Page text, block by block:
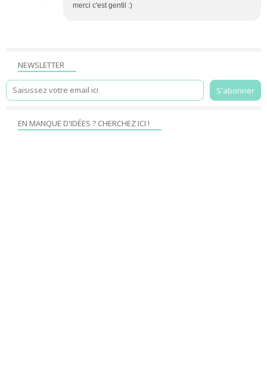
merci c'est gentil :)
NEWSLETTER
EN MANQUE D'IDÉES ? CHERCHEZ ICI !